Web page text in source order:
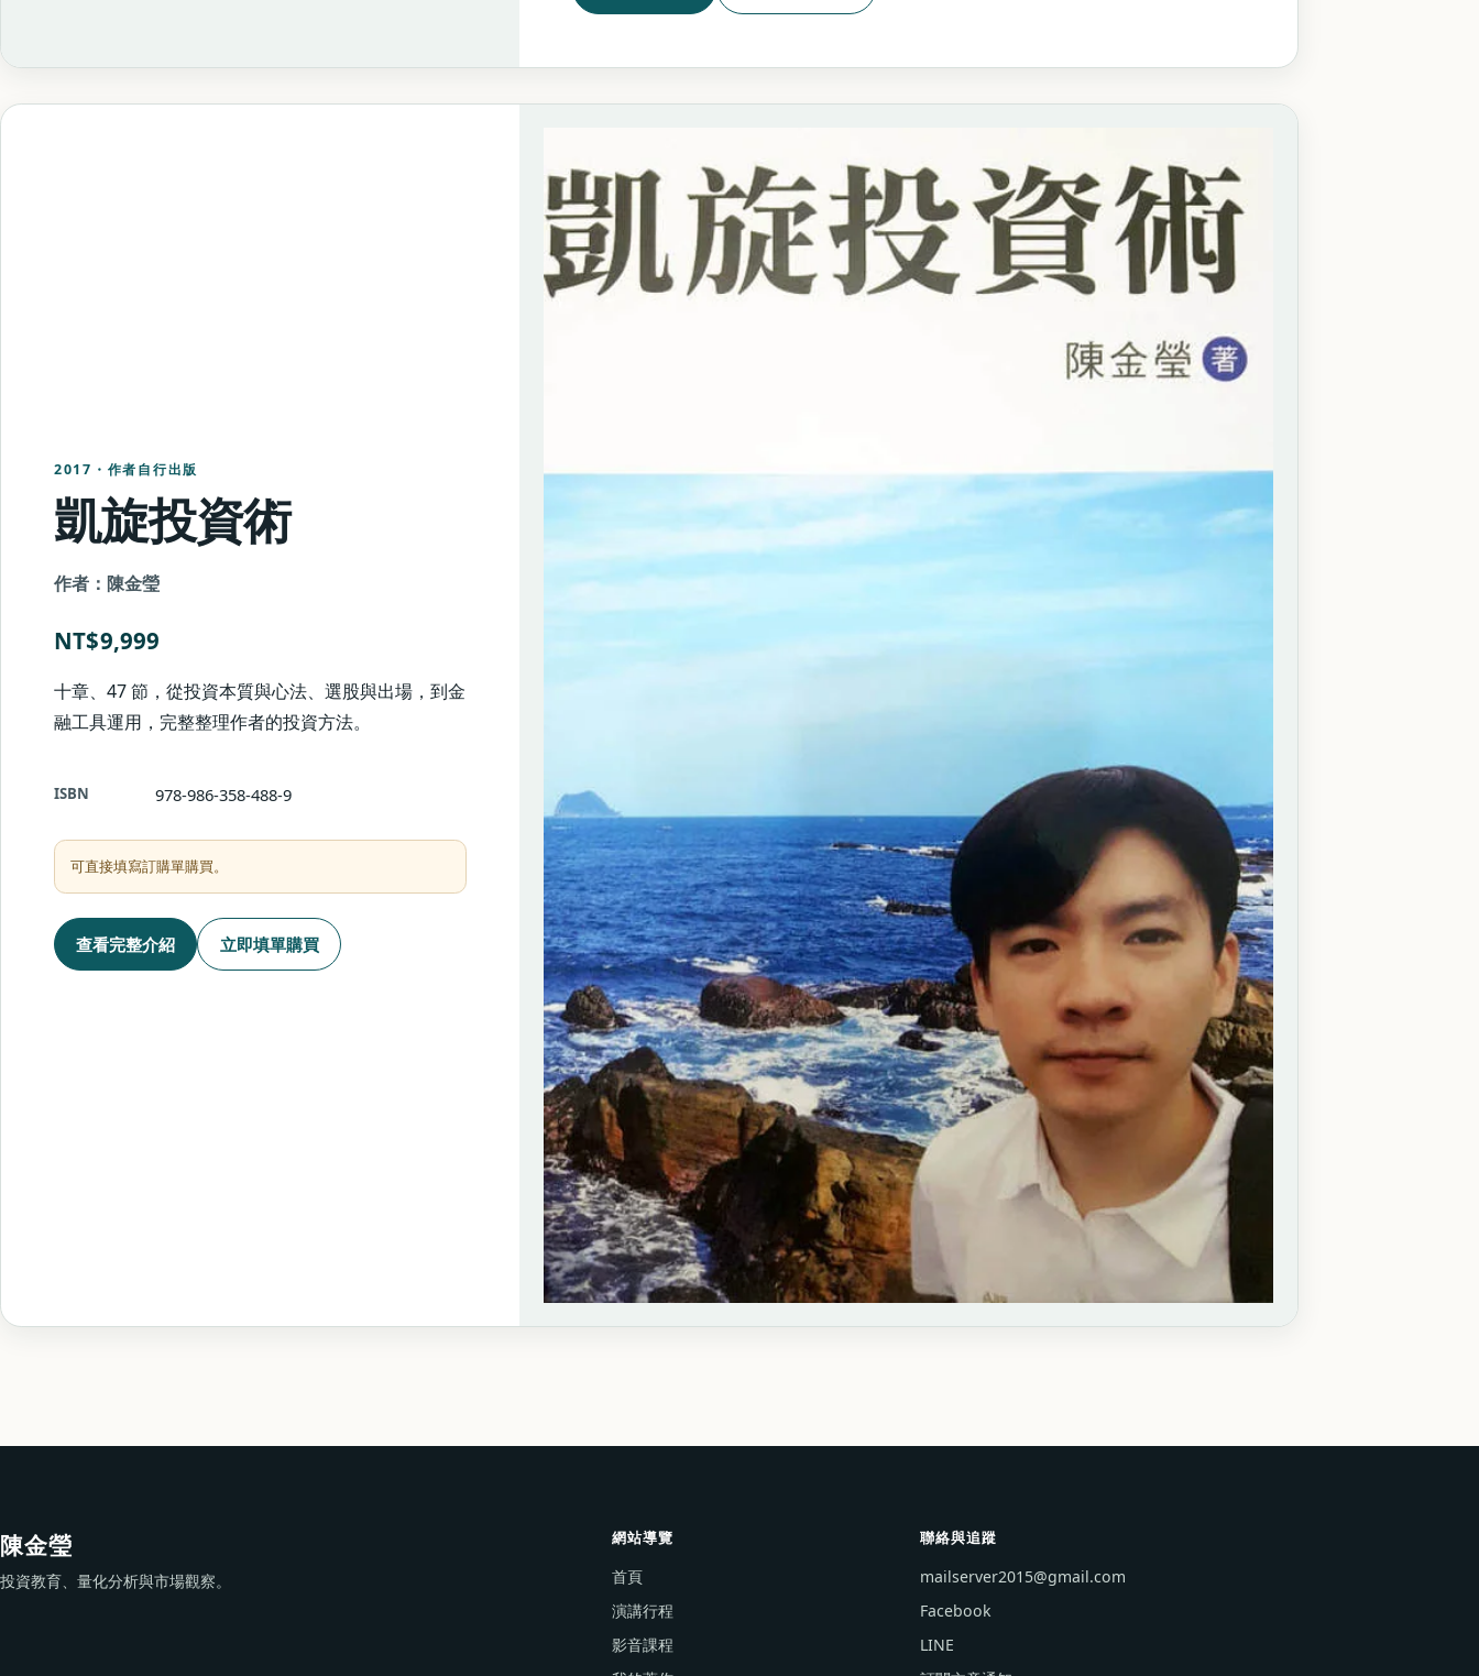
2017・作者自行出版
凱旋投資術
作者：陳金瑩
NT$9,999
十章、47 節，從投資本質與心法、選股與出場，到金
融工具運用，完整整理作者的投資方法。
ISBN 978-986-358-488-9
可直接填寫訂購單購買。
查看完整介紹 立即填單購買
陳金瑩
投資教育、量化分析與市場觀察。
網站導覽
首頁
演講行程
影音課程
聯絡與追蹤
mailserver2015@gmail.com
Facebook
LINE